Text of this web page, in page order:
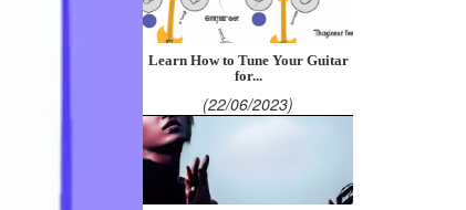
Learn How to Tune Your Guitar
for...
(22/06/2023)